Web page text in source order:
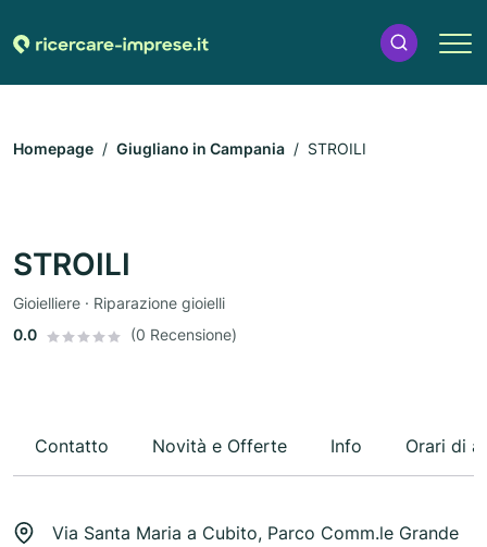
Homepage Giugliano in Campania STROILI
STROILI
Gioielliere · Riparazione gioielli
0.0
(0 Recensione)
Contatto Novità e Offerte Info Orari di
Via Santa Maria a Cubito, Parco Comm.le Grande